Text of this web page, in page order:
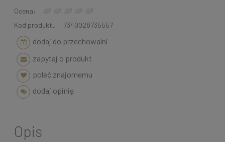
Ocena:
Kod produktu:
7340028735557
dodaj do przechowalni
zapytaj o produkt
poleć znajomemu
dodaj opinię
Opis